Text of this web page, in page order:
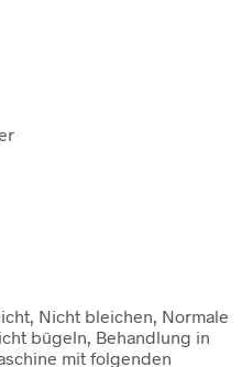
Nicht bleichen, Normale
bügeln, Behandlung in
mit folgenden